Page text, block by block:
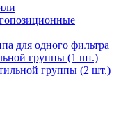
для одного фильтра
группы (1 шт.)
группы (2 шт.)